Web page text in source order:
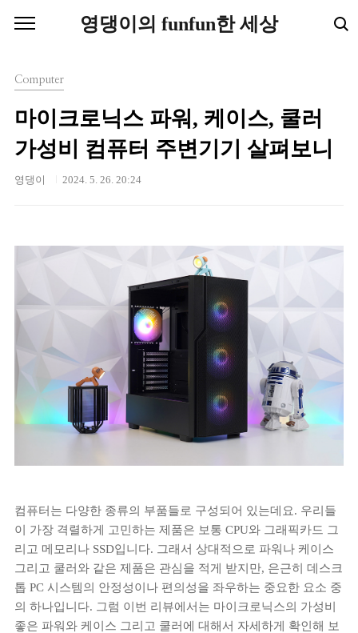
영댕이의 funfun한 세상
Computer
마이크로닉스 파워, 케이스, 쿨러
가성비 컴퓨터 주변기기 살펴보니
영댕이 2024. 5. 26. 20:24
컴퓨터는 다양한 종류의 부품들로 구성되어 있는데요. 우리들
이 가장 격렬하게 고민하는 제품은 보통 CPU와 그래픽카드 그
리고 메모리나 SSD입니다. 그래서 상대적으로 파워나 케이스
그리고 쿨러와 같은 제품은 관심을 적게 받지만, 은근히 데스크
톱 PC 시스템의 안정성이나 편의성을 좌우하는 중요한 요소 중
의 하나입니다. 그럼 이번 리뷰에서는 마이크로닉스의 가성비
좋은 파워와 케이스 그리고 쿨러에 대해서 자세하게 확인해 보